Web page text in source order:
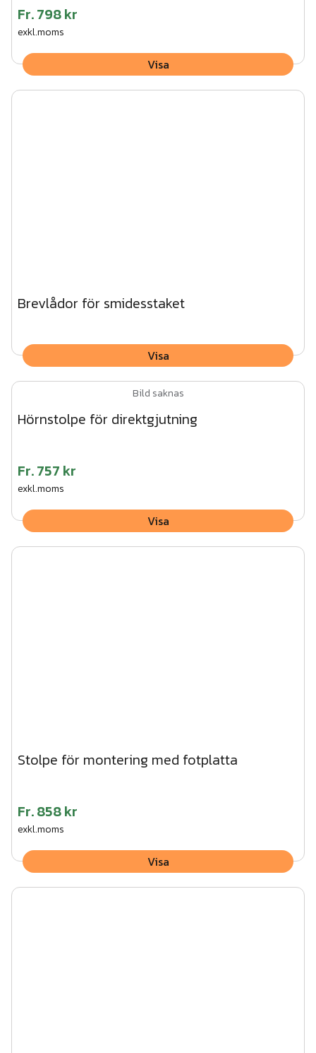
Fr.798 kr
exkl.moms
Visa
Brevlådor för smidesstaket
Visa
Bild saknas
Hörnstolpe för direktgjutning
Fr.757 kr
exkl.moms
Visa
Stolpe för montering med fotplatta
Fr.858 kr
exkl.moms
Visa